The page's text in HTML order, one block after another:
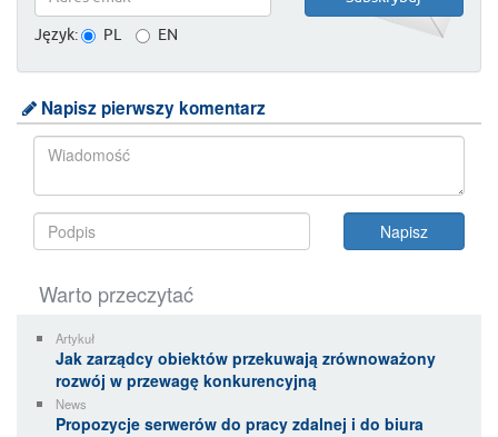
Język: PL EN
Napisz pierwszy komentarz
Warto przeczytać
Artykuł
Jak zarządcy obiektów przekuwają zrównoważony
rozwój w przewagę konkurencyjną
News
Propozycje serwerów do pracy zdalnej i do biura